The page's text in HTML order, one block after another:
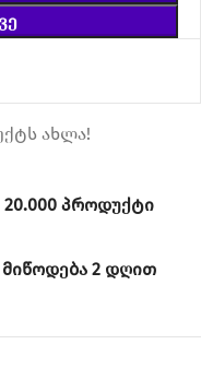
ახლა!
20.000 პროდუქტი
მიწოდება 2 დღით